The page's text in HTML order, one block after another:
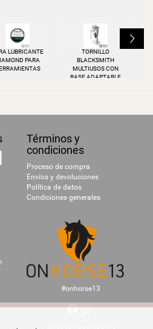
LUBRICANTE
PARA
TORNILLO
BLACKSMITH
MULTIUSOS CON
BASE ADAPTABLE
L
Términos y
condiciones
Proceso de compra
Envíos y devoluciones
Política de datos
Condiciones generales
#onhorse13